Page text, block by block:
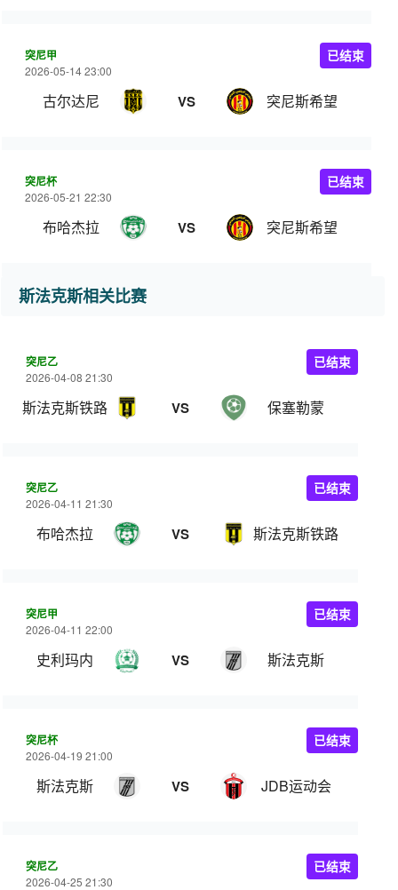
突尼甲
2026-05-14 23:00
古尔达尼 VS 突尼斯希望
已结束
突尼杯
2026-05-21 22:30
布哈杰拉 VS 突尼斯希望
已结束
斯法克斯相关比赛
突尼乙
2026-04-08 21:30
斯法克斯铁路 VS 保塞勒蒙
已结束
突尼乙
2026-04-11 21:30
布哈杰拉 VS 斯法克斯铁路
已结束
突尼甲
2026-04-11 22:00
史利玛内 VS 斯法克斯
已结束
突尼杯
2026-04-19 21:00
斯法克斯 VS JDB运动会
已结束
突尼乙
2026-04-25 21:30
已结束